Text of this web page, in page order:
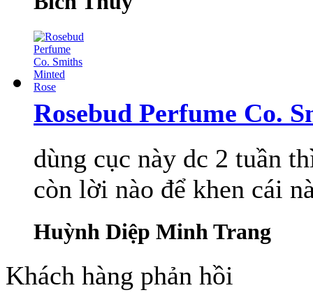
Rosebud Perfume Co.
dùng cục này dc 2 tuần
còn lời nào để khen cái
Huỳnh Diệp Minh Trang
Khách hàng phản hồi